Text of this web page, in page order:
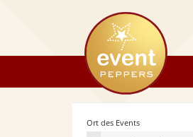
eventpeppers
Ort des Events
Radius